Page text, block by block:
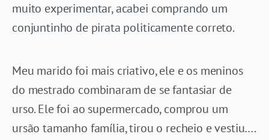
muito experimentar, acabei comprando um
conjuntinho de pirata politicamente correto.
Meu marido foi mais criativo, ele e os meninos
do mestrado combinaram de se fantasiar de
urso. Ele foi ao supermercado, comprou um
ursão tamanho família, tirou o recheio e vestiu….